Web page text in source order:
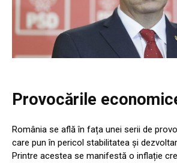
Provocările
România se află în fața unei serii de
care pun în pericol stabilitatea și
Printre acestea se manifestă o inflație